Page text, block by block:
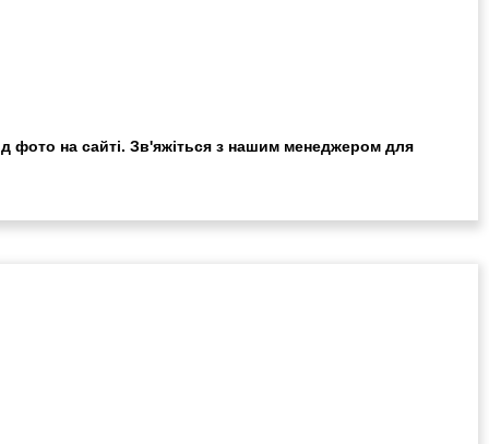
фото на сайті. Зв'яжіться з нашим менеджером для